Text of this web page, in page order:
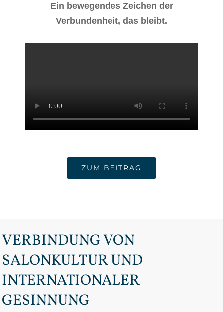
Ein bewegendes Zeichen der
Verbundenheit, das bleibt.
ZUM BEITRAG
VERBINDUNG VON
SALONKULTUR UND
INTERNATIONALER
GESINNUNG